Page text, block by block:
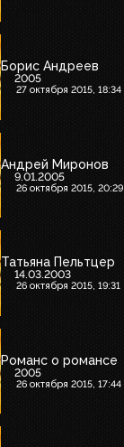
Борис Андреев
2005
27 октября 2015, 18:34
Андрей Миронов
9.01.2005
26 октября 2015, 20:29
Татьяна Пельтцер
14.03.2003
26 октября 2015, 19:31
Романс о романсе
2005
26 октября 2015, 17:44